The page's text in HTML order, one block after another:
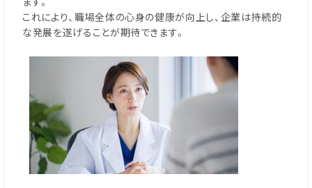
これにより、職場全体の心身の健康が向上し、企業は持続的
な発展を遂げることが期待できます。